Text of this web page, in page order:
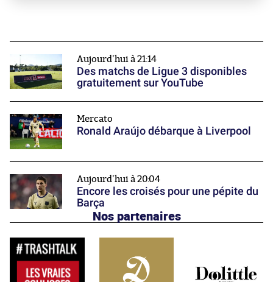
Aujourd'hui à 21:14
Des matchs de Ligue 3 disponibles
gratuitement sur YouTube
Mercato
Ronald Araújo débarque à Liverpool
Aujourd'hui à 20:04
Encore les croisés pour une pépite du
Barça
Nos partenaires